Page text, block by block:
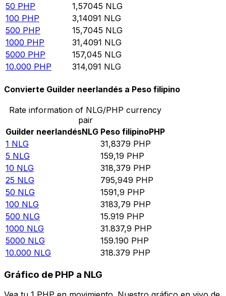
50 PHP 1,57045 NLG
100 PHP 3,14091 NLG
500 PHP 15,7045 NLG
1000 PHP 31,4091 NLG
5000 PHP 157,045 NLG
10.000 PHP 314,091 NLG
Convierte Guilder neerlandés a Peso filipino
Rate information of NLG/PHP currency
pair
Guilder neerlandésNLG Peso filipinoPHP
1 NLG 31,8379 PHP
5 NLG 159,19 PHP
10 NLG 318,379 PHP
25 NLG 795,949 PHP
50 NLG 1591,9 PHP
100 NLG 3183,79 PHP
500 NLG 15.919 PHP
1000 NLG 31.837,9 PHP
5000 NLG 159.190 PHP
10.000 NLG 318.379 PHP
Gráfico de PHP a NLG